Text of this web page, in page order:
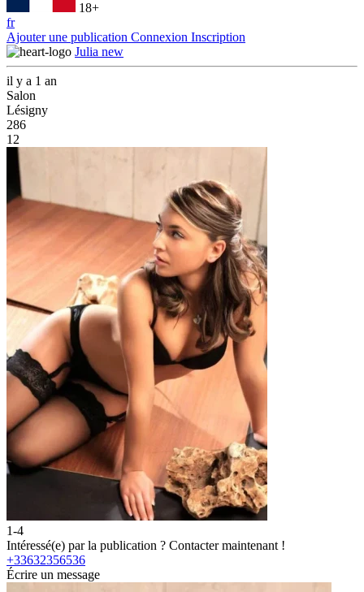
18+
fr
Ajouter une publication Connexion Inscription
Julia new
il y a 1 an
Salon
Lésigny
286
12
1-4
Intéressé(e) par la publication ? Contacter maintenant !
+33632356536
Écrire un message